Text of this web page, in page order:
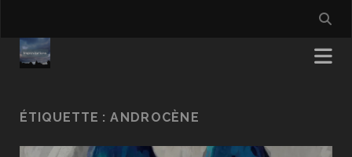
ÉTIQUETTE :ANDROCÈNE